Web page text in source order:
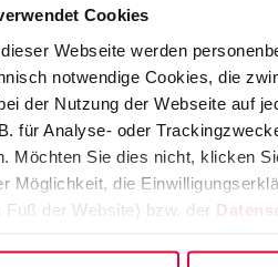
Cookies
Webseite werden
notwendige Cookies, die
der Nutzung der Webseite auf
für Analyse- oder
Möchten Sie dies nicht, klicken
Möglichkeit, die
Fuß der Website) bzw. der
Sie setzen
WIR